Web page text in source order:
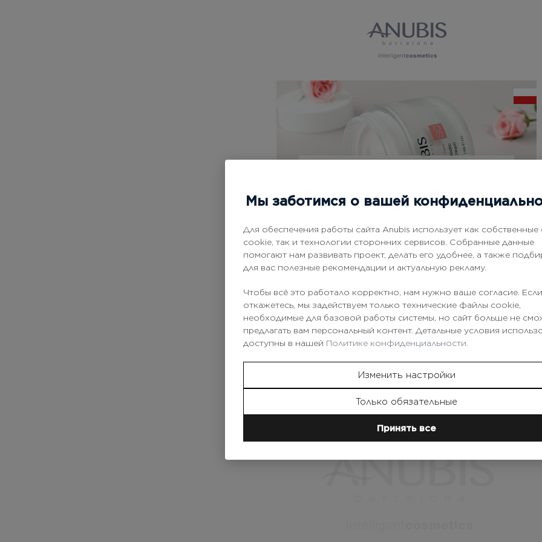
*Nazwisko
*Numer telefonu
E-mail
Мы заботимся о вашей
Для обеспечения работы сайта Anubis использует как
cookie, так и технологии сторонних сервисов. Собранные данные
помогают нам развивать проект, делать его удобнее, а также
для вас полезные рекомендации и актуальную рекламу.
Чтобы всё это работало корректно, нам нужно ваше согласие.
откажетесь, мы задействуем только технические файлы cookie,
необходимые для базовой работы системы, но сайт больше не
предлагать вам персональный контент. Детальные условия
доступны в нашей Политике конфиденциальности.
Изменить настройки
Только обязательные
Принять все